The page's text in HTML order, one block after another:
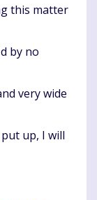
this matter
by no
very wide
up, I will